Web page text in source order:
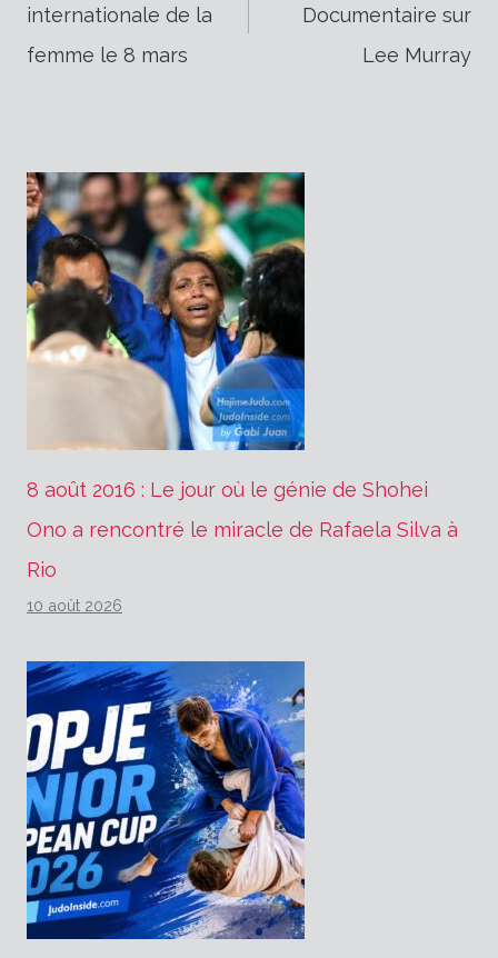
de
l’article
internationale de la
femme le 8 mars
Documentaire sur
Lee Murray
8 août 2016 : Le jour où le génie de Shohei
Ono a rencontré le miracle de Rafaela Silva à
Rio
10 août 2026